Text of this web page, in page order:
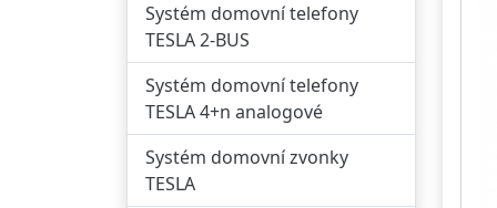
Systém domovní telefony
TESLA 2-BUS
Systém domovní telefony
TESLA 4+n analogové
Systém domovní zvonky
TESLA